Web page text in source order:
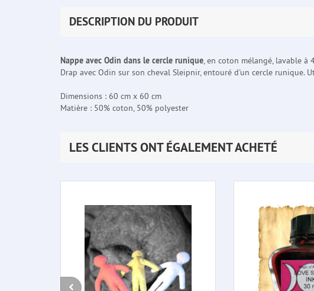
DESCRIPTION DU PRODUIT
Nappe avec Odin dans le cercle runique, en coton mélangé, lavable à
Drap avec Odin sur son cheval Sleipnir, entouré d'un cercle runique.
Dimensions : 60 cm x 60 cm
Matière : 50% coton, 50% polyester
LES CLIENTS ONT ÉGALEMENT ACHETÉ